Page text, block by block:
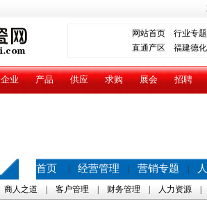
网站首页
行业专题
直通产区 福建德化
企业 产品 供应 求购 展会 招聘
首页 经营管理 营销专题
商人之道 客户管理 财务管理 人力资源